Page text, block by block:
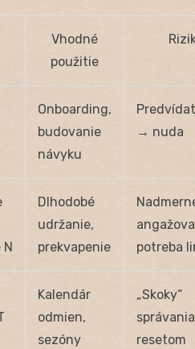
Vhodné
použitie
Onboarding,
budovanie
návyku
→ nuda
N
Dlhodobé
udržanie,
prekvapenie
potreba
Kalendár
odmien,
sezóny
„Skoky“
resetom